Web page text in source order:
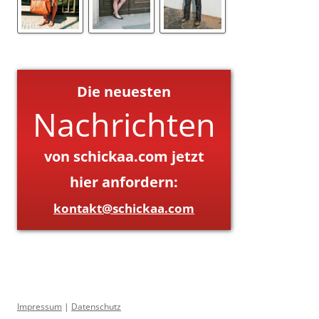
Die neuesten
Nachrichten
von schickaa.com jetzt
hier anfordern:
kontakt@schickaa.com
Impressum | Datenschutz